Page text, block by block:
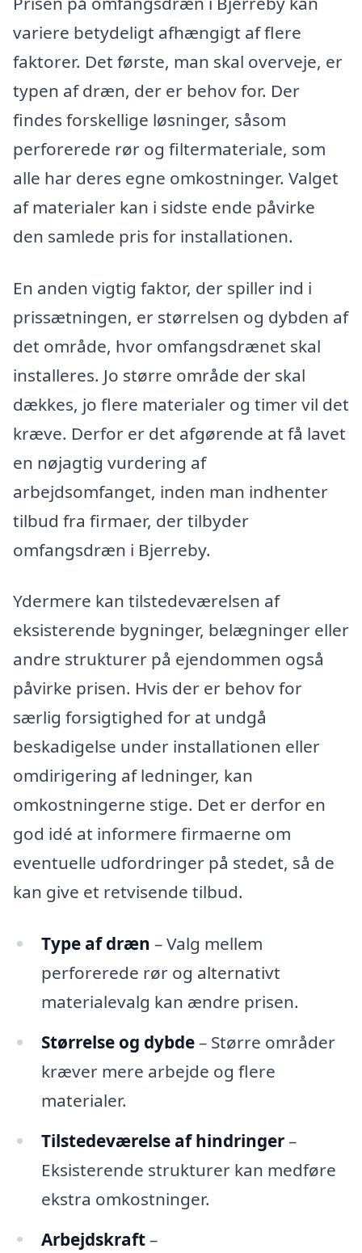
variere betydeligt afhængigt af flere
faktorer. Det første, man skal overveje, er
typen af dræn, der er behov for. Der
findes forskellige løsninger, såsom
perforerede rør og filtermateriale, som
alle har deres egne omkostninger. Valget
af materialer kan i sidste ende påvirke
den samlede pris for installationen.
En anden vigtig faktor, der spiller ind i
prissætningen, er størrelsen og dybden af
det område, hvor omfangsdrænet skal
installeres. Jo større område der skal
dækkes, jo flere materialer og timer vil det
kræve. Derfor er det afgørende at få lavet
en nøjagtig vurdering af
arbejdsomfanget, inden man indhenter
tilbud fra firmaer, der tilbyder
omfangsdræn i Bjerreby.
Ydermere kan tilstedeværelsen af
eksisterende bygninger, belægninger eller
andre strukturer på ejendommen også
påvirke prisen. Hvis der er behov for
særlig forsigtighed for at undgå
beskadigelse under installationen eller
omdirigering af ledninger, kan
omkostningerne stige. Det er derfor en
god idé at informere firmaerne om
eventuelle udfordringer på stedet, så de
kan give et retvisende tilbud.
Type af dræn – Valg mellem
perforerede rør og alternativt
materialevalg kan ændre prisen.
Størrelse og dybde– Større områder
kræver mere arbejde og flere
materialer.
Tilstedeværelse af hindringer–
Eksisterende strukturer kan medføre
ekstra omkostninger.
Arbejdskraft–